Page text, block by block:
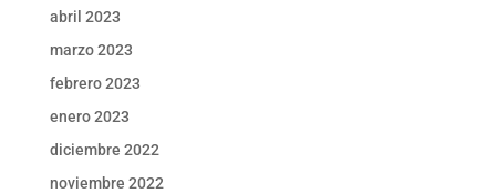
abril 2023
marzo 2023
febrero 2023
enero 2023
diciembre 2022
noviembre 2022